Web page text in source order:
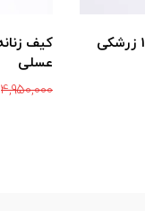
عسلی
4,950,000